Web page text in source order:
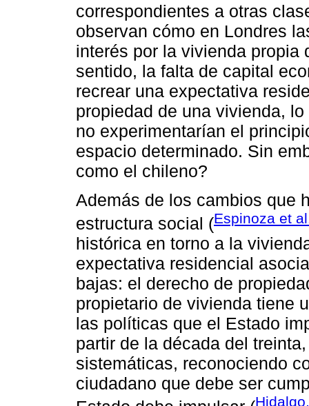
correspondientes a otras
observan cómo en Londres
interés por la vivienda propia
sentido, la falta de capital
recrear una expectativa
propiedad de una vivienda,
no experimentarían el
espacio determinado. Sin
como el chileno?
Además de los cambios que
estructura social (Espinoza et
histórica en torno a la
expectativa residencial
bajas: el derecho de
propietario de vivienda tiene
las políticas que el Estado
partir de la década del
sistemáticas, reconociendo
ciudadano que debe ser